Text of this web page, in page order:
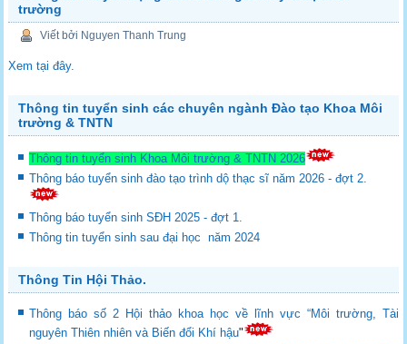
trường
Viết bởi Nguyen Thanh Trung
Xem tại đây.
Thông tin tuyển sinh các chuyên ngành Đào tạo Khoa Môi
trường & TNTN
Thông tin tuyển sinh Khoa Môi trường & TNTN 2026
Thông báo tuyển sinh đào tạo trình dộ thạc sĩ năm 2026 - đợt 2.
Thông báo tuyển sinh SĐH 2025 - đợt 1.
Thông tin tuyển sinh sau đại học năm 2024
Thông Tin Hội Thảo.
Thông báo số 2 Hội thảo khoa học về lĩnh vực “Môi trường, Tài
nguyên Thiên nhiên và Biến đổi Khí hậu"